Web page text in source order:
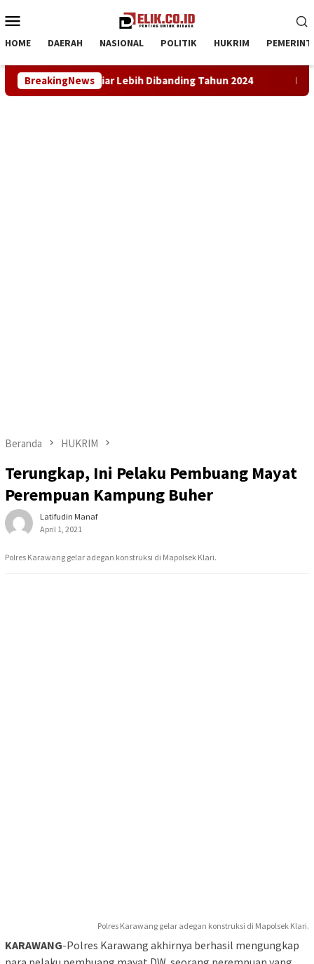
ke
Mobile
HOME DAERAH NASIONAL POLITIK HUKRIM
BreakingNews
Tahun 2024 LKBH LPKSM Satria Desak Kejari
Beranda HUKRIM
Terungkap, Ini Pelaku Pembuang Mayat
Perempuan Kampung Buher
Latifudin Manaf
April 1, 2021
Polres Karawang gelar adegan konstruksi di Mapolsek Klari.
Polres Karawang gelar adegan konstruksi di Mapolsek Klari.
KARAWANG-Polres Karawang akhirnya berhasil mengungkap